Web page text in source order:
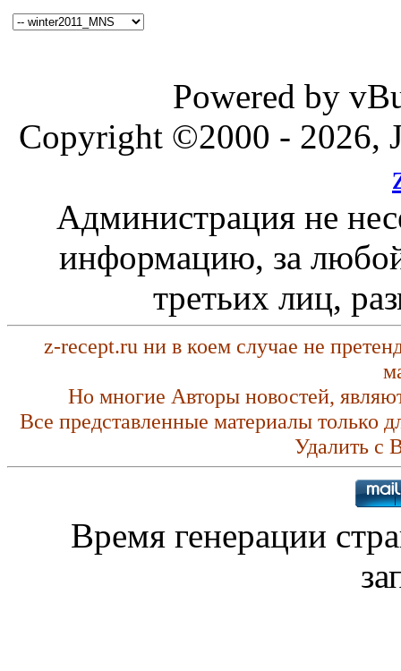
Powered by
Copyright ©2000 - 2026,
Администрация не
информацию, за любой
третьих лиц,
z-recept.ru ни в коем случае не
Но многие Авторы новостей,
Все представленные материалы только
Удалить с
Время генерации